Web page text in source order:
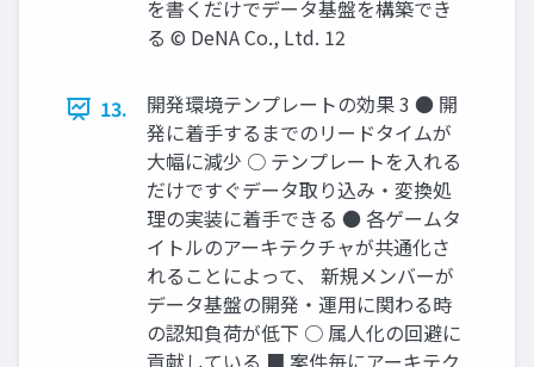
を書くだけでデータ基盤を構築でき
る © DeNA Co., Ltd. 12
13.
開発環境テンプレートの効果 3 ● 開
発に着手するまでのリードタイムが
大幅に減少 ○ テンプレートを入れる
だけですぐデータ取り込み・変換処
理の実装に着手できる ● 各ゲームタ
イトルのアーキテクチャが共通化さ
れることによって、 新規メンバーが
データ基盤の開発・運用に関わる時
の認知負荷が低下 ○ 属人化の回避に